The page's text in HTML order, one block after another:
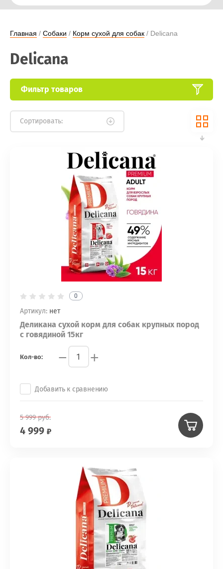
Главная / Собаки / Корм сухой для собак / Delicana
Delicana
Фильтр товаров
Сортировать:
0
Артикул: нет
Деликана сухой корм для собак крупных пород
с говядиной 15кг
Кол-во: − +
Добавить к сравнению
5 999руб.
4 999